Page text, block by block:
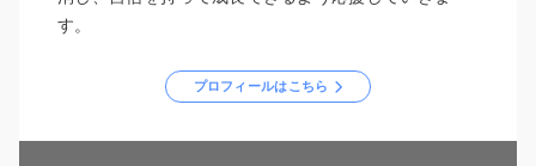
す。
プロフィールはこちら